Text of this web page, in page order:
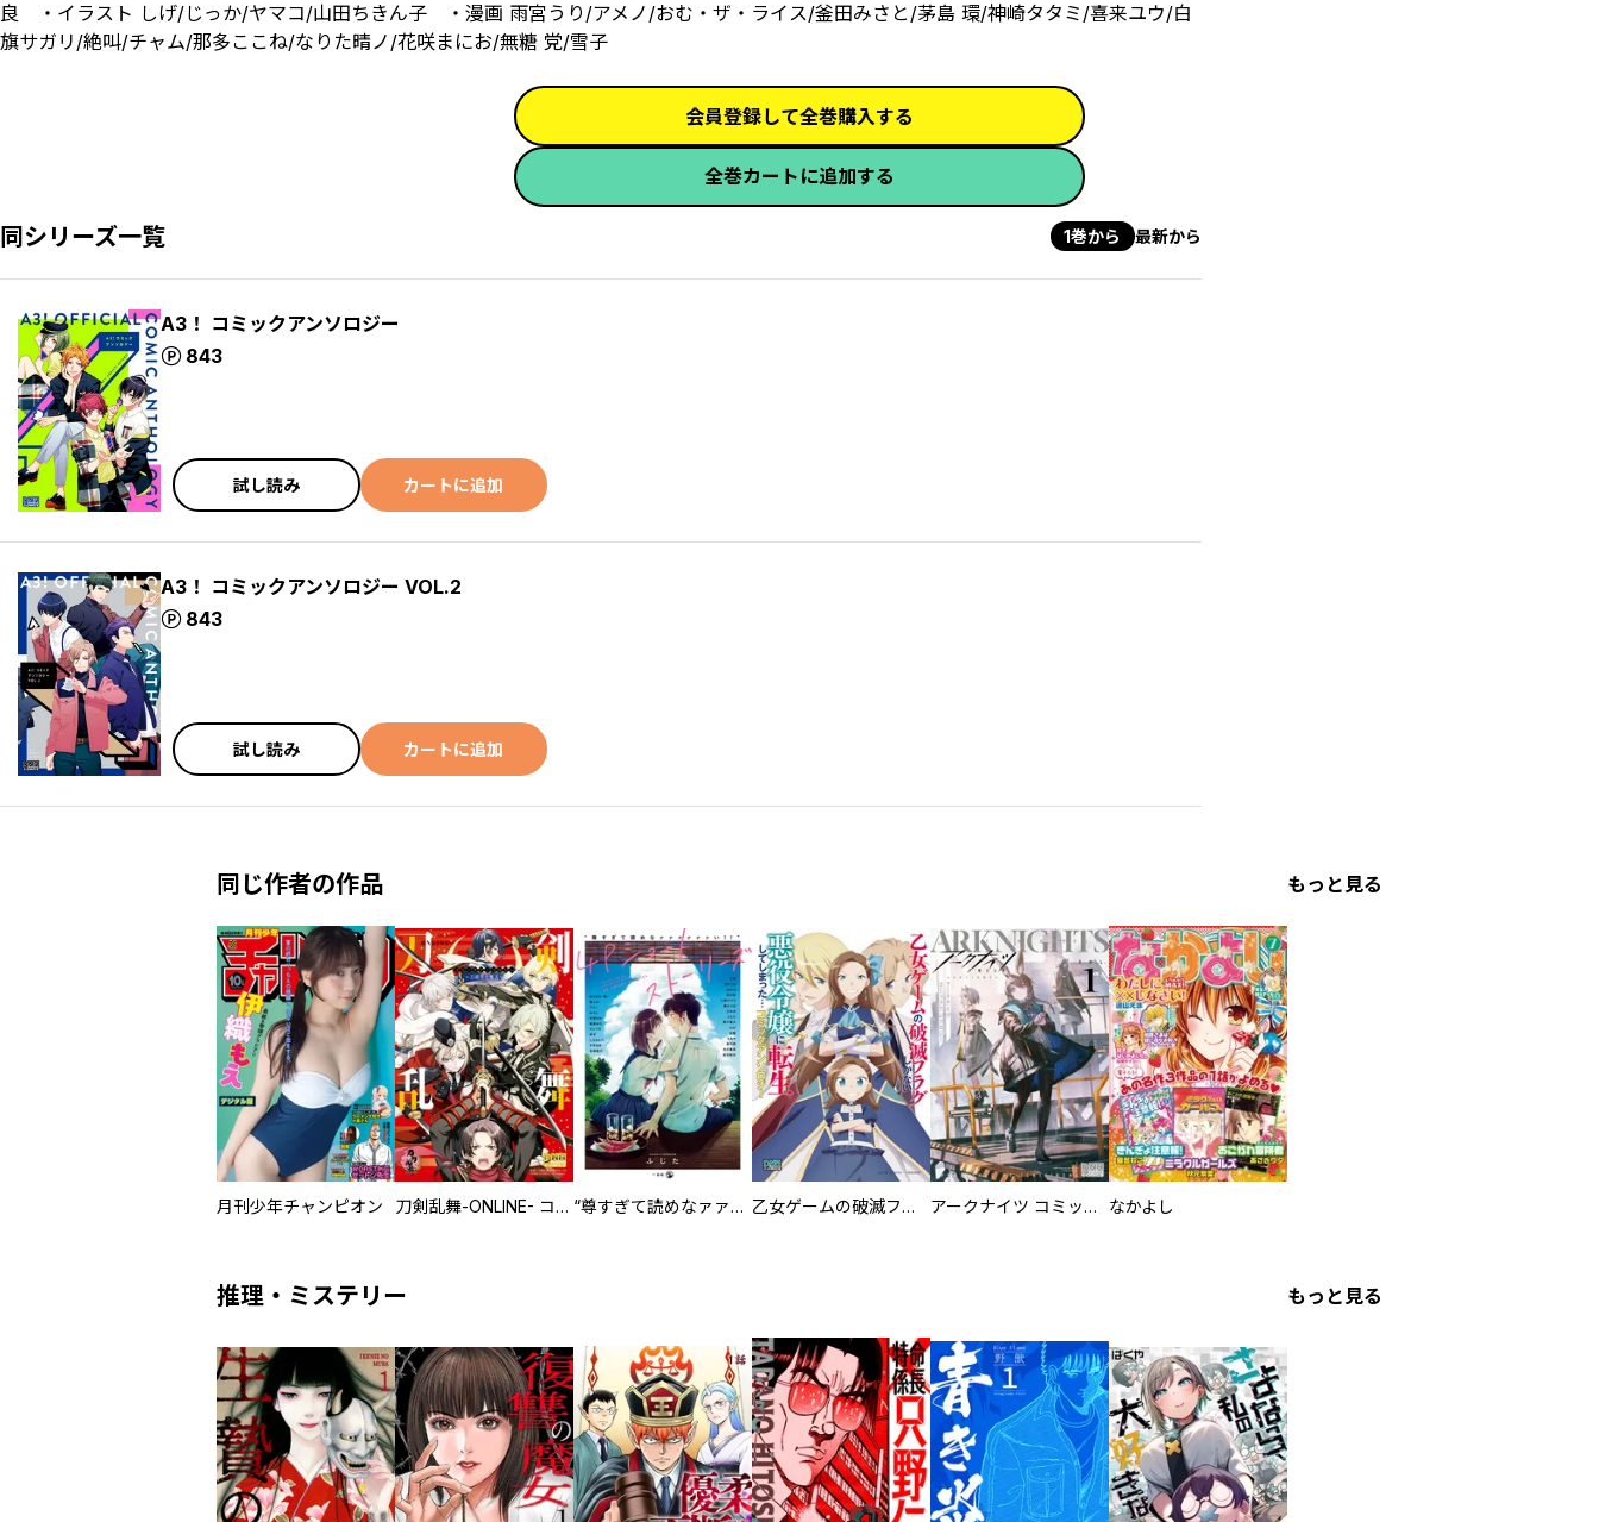
良 ・イラスト しげ/じっか/ヤマコ/山田ちきん子 ・漫画 雨宮うり/アメノ/おむ・ザ・ライス/釜田みさと/茅島 環/神崎タタミ/喜来ユウ/白
旗サガリ/絶叫/チャム/那多ここね/なりた晴ノ/花咲まにお/無糖 党/雪子
会員登録して全巻購入する
全巻カートに追加する
同シリーズ一覧 1巻から 最新から
A3！ コミックアンソロジー
843
ポイント
試し読み カートに追加
A3！ コミックアンソロジー VOL.2
843
ポイント
試し読み カートに追加
同じ作者の作品 もっと見る
月刊少年チャンピオン 刀剣乱舞-ONLINE- コミックアンソロジー ～刀剣男士奮迅～ “尊すぎて読めなァァァァァァい！！”4Pショート・ストーリーズ 乙女ゲームの破滅フラグしかない悪役令嬢に転生してしまった… コミックアンソロジー アークナイツ コミックアンソロジー なかよし
推理・ミステリー もっと見る